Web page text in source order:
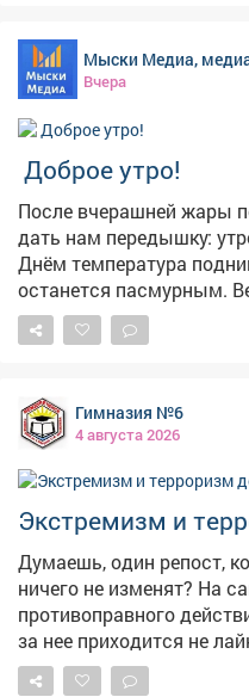
группа
изучала технологии агротуризма.
хозяйства - одно из
экономики Кузбасса.
открывает новые
заинтересован в работе
укрепление
повышение
региона.
Мыски Медиа,
Вчера
Доброе утро!
После вчерашней жары
дать нам передышку:
Днём температура
останется пасмурным.
облачно с
пасмурно. 🏙5августа чествуем изобретение, без
город. 🚦С Международным днём светофора! Первый
светофор появился в
механическим, работал
Электрическую версию
жёлтый цвет добавили
смене сигнала. В
появляться в 1930‑х
Гимназия №6
4 августа 2026
Экстремизм и
Думаешь, один репост,
ничего не изменят? На
противоправного
за нее приходится не
Мониторинга и